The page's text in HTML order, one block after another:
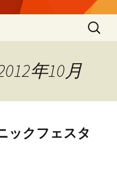
検
索:
年10月
ックフェスタ